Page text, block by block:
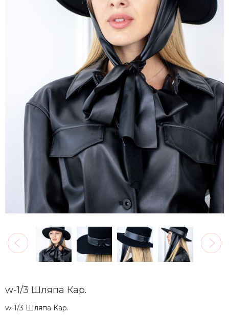
w-1/3 Шляпа Кар.
w-1/3 Шляпа Кар.